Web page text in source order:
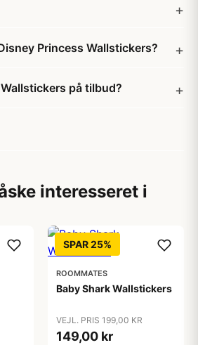
Princess Wallstickers?
på tilbud?
interesseret i
SPAR 25%
ROOMMATES
Baby Shark Wallstickers
VEJL. PRIS 199,00 KR
149,00 kr